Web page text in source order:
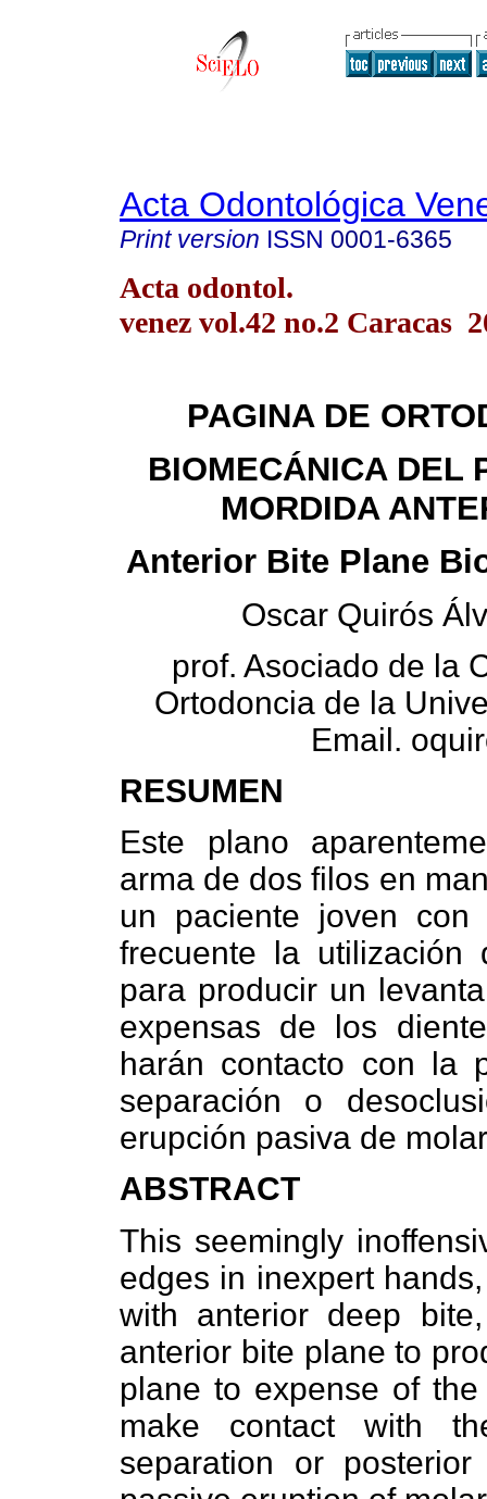
Acta Odontológica
Print version ISSN 0001-6365
Acta odontol.
venez vol.42 no.2 Caracas
PAGINA DE
BIOMECÁNICA DEL
MORDIDA
Anterior Bite Plane
Oscar Quirós
prof. Asociado de la
Ortodoncia de la
Email.
RESUMEN
Este plano
arma de dos filos en
un paciente joven con
frecuente la
para producir un
expensas de los
harán contacto con la
separación o
erupción pasiva de
ABSTRACT
This seemingly
edges in inexpert
with anterior deep
anterior bite plane to
plane to expense of
make contact with
separation or